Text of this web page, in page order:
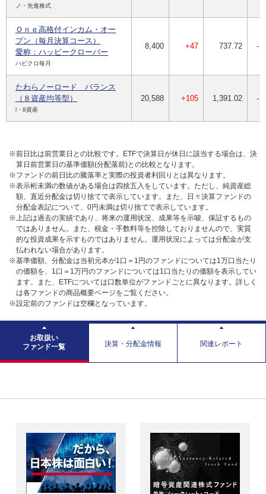
ノ・先進株式
Ｏｎｅ高格付インカム・オー
プン（毎月決算コース）
愛称：ハッピークローバー
ハピクロ毎月
8,400 +47 737.72 -
たわらノーロード バランス
（８資産均等型）
l・8資産
20,588 +105 1,391.02 -
※前日比は前営業日との比較です。ETFで決算日が休日に該当する場合は、決
算日前営業日の基準価額(分配落前)との比較となります。
※ファンドの前日比の騰落率と実際の投資者利回りとは異なります。
※表示桁未満の数値がある場合は四捨五入をしています。ただし、純資産総
額、直近分配金は切り捨てで表示しています。また、日々決算ファンドの
分配金表記について、0円未満は切り捨てで表示しています。
※上記は過去の実績であり、将来の運用状況、成果等を示唆、保証するもの
ではありません。また、税金・手数料等を控除しておりませんので、実質
的な投資成果を示すものではありません。運用状況によっては分配金が支
払われない場合があります。
※基準価額、分配金は当初元本が1口＝1円のファンドについては1万口当たり
の価額を、1口＝1万円のファンドについては1口当たりの価額を表示してい
ます。また、ETFについては口数単位がファンドごとに異なります。詳しく
は各ファンドの商品概要ページをご覧ください。
※設定前のファンドは空欄となっています。
お取扱い
ファンド一覧
決算・分配金情報 関連レポート